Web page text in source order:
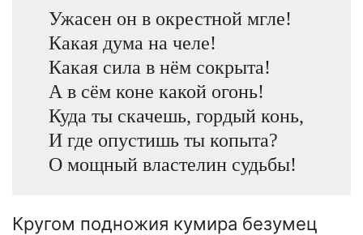
Ужасен он в окрестной мгле!
Какая дума на челе!
Какая сила в нём сокрыта!
А в сём коне какой огонь!
Куда ты скачешь, гордый конь,
И где опустишь ты копыта?
О мощный властелин судьбы!
Кругом подножия кумира безумец